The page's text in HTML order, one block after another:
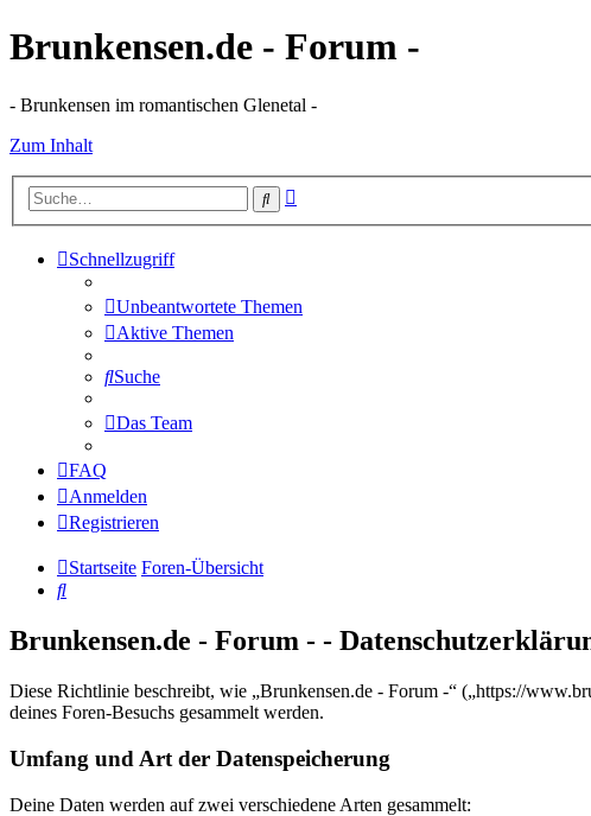
Brunkensen.de - Forum -
- Brunkensen im romantischen Glenetal -
Zum Inhalt
Suche
Schnellzugriff
Unbeantwortete Themen
Aktive Themen
Suche
Das Team
FAQ
Anmelden
Registrieren
Startseite Foren-Übersicht
Suche
Brunkensen.de - Forum - -
Diese Richtlinie beschreibt, wie „Brunkensen.de - Forum -“ („https://
deines Foren-Besuchs gesammelt werden.
Umfang und Art der Datenspeicherung
Deine Daten werden auf zwei verschiedene Arten gesammelt: